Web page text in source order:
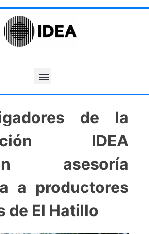
de la
IDEA
asesoría
a productores
de El Hatillo